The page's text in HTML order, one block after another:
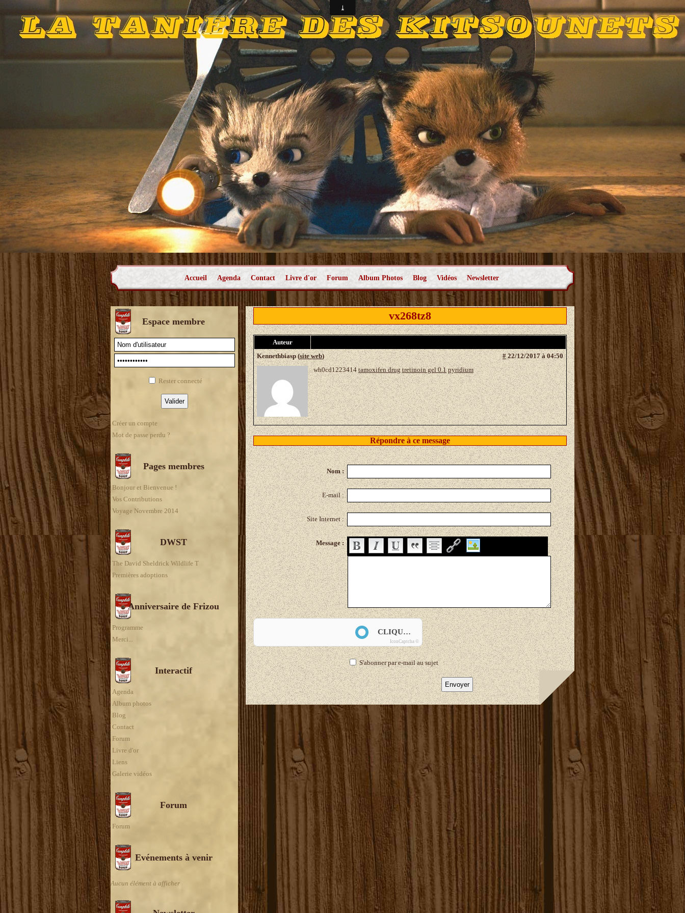
Accueil Agenda Contact Livre d'or Forum Album Photos Blog Vidéos Newsletter
Espace membre
Rester connecté
Créer un compte
Mot de passe perdu ?
Pages membres
Bonjour et Bienvenue !
Vos Contributions
Voyage Novembre 2014
DWST
The David Sheldrick Wildlife T
Premières adoptions
Anniversaire de Frizou
Programme
Merci...
Interactif
Agenda
Album photos
Blog
Contact
Forum
Livre d'or
Liens
Galerie vidéos
Forum
Forum
Evénements à venir
Aucun élément à afficher
vx268tz8
Auteur
#22/12/2017 à 04:50
Kennethbiasp (site web)
wh0cd1223414 tamoxifen drug tretinoin gel 0.1 pyridium
Répondre à ce message
Nom :
E-mail :
Site Internet :
Message :
CLIQUEZ POUR VALIDER
IconCaptcha ©
S'abonner par e-mail au sujet